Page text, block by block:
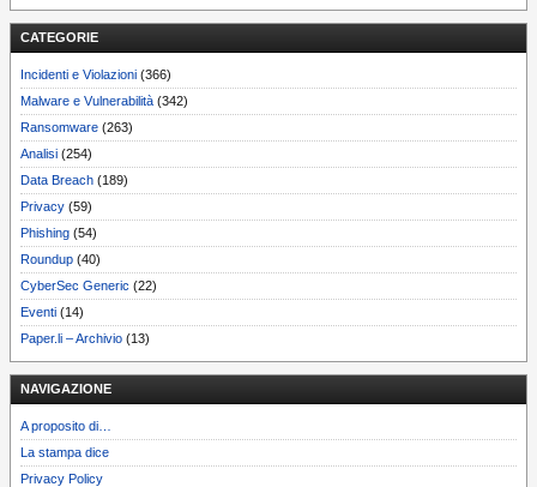
CATEGORIE
Incidenti e Violazioni (366)
Malware e Vulnerabilità (342)
Ransomware (263)
Analisi (254)
Data Breach (189)
Privacy (59)
Phishing (54)
Roundup (40)
CyberSec Generic (22)
Eventi (14)
Paper.li – Archivio (13)
NAVIGAZIONE
A proposito di…
La stampa dice
Privacy Policy